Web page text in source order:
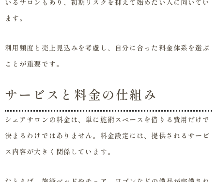
いるサロンもあり、初期リスクを抑えて始めたい人に向いてい
ます。
利用頻度と売上見込みを考慮し、自分に合った料金体系を選ぶ
ことが重要です。
サービスと料金の仕組み
シェアサロンの料金は、単に施術スペースを借りる費用だけで
決まるわけではありません。料金設定には、提供されるサービ
ス内容が大きく関係しています。